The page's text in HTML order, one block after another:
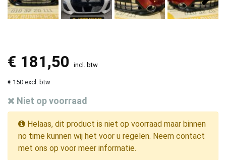
€ 181,50 incl. btw
€ 150 excl. btw
Niet op voorraad
Helaas, dit product is niet op voorraad maar binnen
no time kunnen wij het voor u regelen. Neem contact
met ons op voor meer informatie.